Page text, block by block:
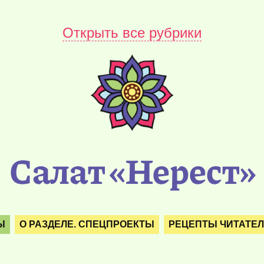
Открыть все рубрики
Салат «Нерест»
О РАЗДЕЛЕ. СПЕЦПРОЕКТЫ РЕЦЕПТЫ